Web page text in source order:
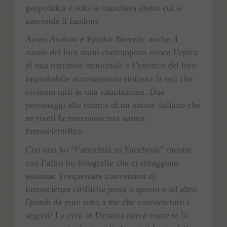
geopolitica è solo la maschera dietro cui si
nasconde il fandom.
Arsen Avakov e Fyodor Berezin: anche il
suono dei loro nomi contrapposti evoca l’epica
di una narrativa immortale e l’estetica del loro
improbabile accostamento rinforza la tesi che
viviamo tutti in una simulazione. Due
personaggi alla ricerca di un autore italiano che
ne riveli la misconosciuta natura
fantascientifica.
Con uno ho “l’amicizia su Facebook” mentre
con l’altro ho fotografie che ci ritraggono
assieme. Frequentare convention di
fantascienza cirilliche porta a questo e ad altro.
Quindi da pure retta a me che conosco tutti i
segreti! La crisi in Ucraina non è come te la